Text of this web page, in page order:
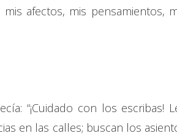
afectos, mis pensamientos,
“¡Cuidado con los escribas!
en las calles; buscan los